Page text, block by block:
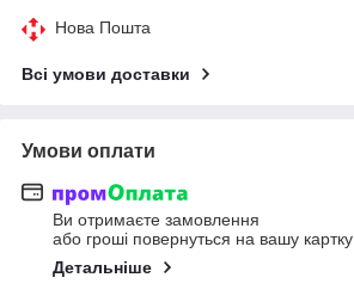
Нова Пошта
Всі умови доставки
Умови оплати
Ви отримаєте замовлення
або гроші повернуться на вашу картку
Детальніше